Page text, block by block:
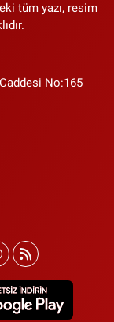
tüm yazı, resim
No:165